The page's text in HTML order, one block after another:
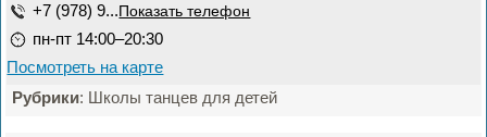
+7 (978) 9... Показать телефон
пн-пт 14:00–20:30
Посмотреть на карте
Рубрики: Школы танцев для детей